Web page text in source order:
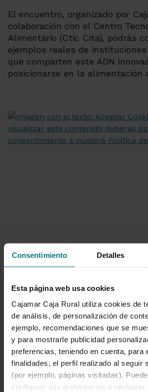
Consentimiento Detalles
Esta página web usa cookies
Cajamar Caja Rural utiliza cookies de
de análisis, de personalización de
ejemplo, recomendaciones que se
y para mostrarle publicidad
preferencias, teniendo en cuenta, para
finalidades, el perfil realizado al seguir
(por ejemplo, páginas visitadas). Puede
configurar sus preferencias o rechazar
El encuentro, organizado por
colaboración con el Centro
Alimentario (Ctic Cita), podrás
ejemplos reales de
que comparten este ADN
posicionarse en la alimentación
Sostenibilidad